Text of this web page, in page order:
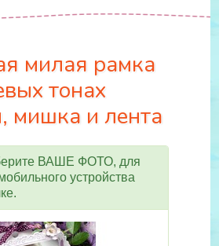
милая рамка
тонах
мишка и лента
ВАШЕ ФОТО, для
устройства